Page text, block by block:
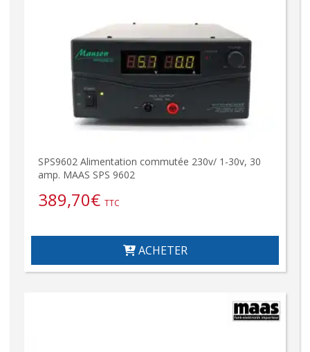
SPS9602 Alimentation commutée 230v/ 1-30v, 30
amp. MAAS SPS 9602
389,70€ TTC
ACHETER